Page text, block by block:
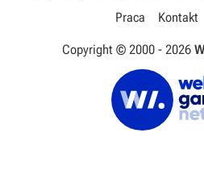
Praca
Kontakt
Copyright © 2000 - 2026